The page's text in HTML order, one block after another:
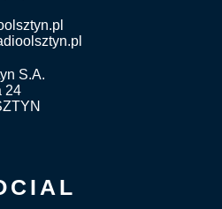
S.A.
24